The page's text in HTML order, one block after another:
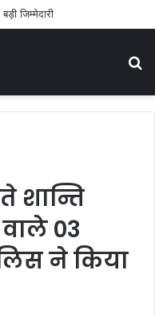
जिम्मेदारी
शान्ति
03
ने किया